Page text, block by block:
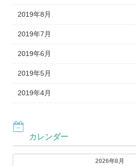
2019年8月
2019年7月
2019年6月
2019年5月
2019年4月
カレンダー
2026年8月